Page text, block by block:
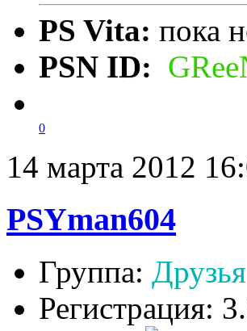
PS Vita: пока
PSN ID:
0
14 марта 2012
PSYman604
Группа:
Регистрация: